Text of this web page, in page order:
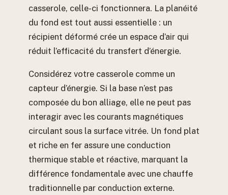
casserole, celle-ci fonctionnera. La planéité
du fond est tout aussi essentielle : un
récipient déformé crée un espace d’air qui
réduit l’efficacité du transfert d’énergie.
Considérez votre casserole comme un
capteur d’énergie. Si la base n’est pas
composée du bon alliage, elle ne peut pas
interagir avec les courants magnétiques
circulant sous la surface vitrée. Un fond plat
et riche en fer assure une conduction
thermique stable et réactive, marquant la
différence fondamentale avec une chauffe
traditionnelle par conduction externe.